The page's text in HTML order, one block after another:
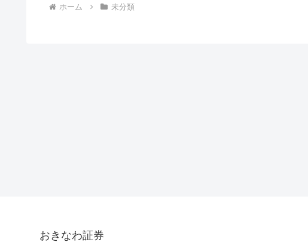
ホーム 未分類
おきなわ証券